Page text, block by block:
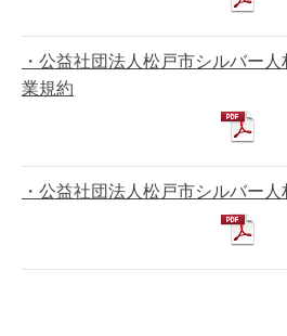
・公益社団法人松戸市シルバー
業規約
・公益社団法人松戸市シルバー